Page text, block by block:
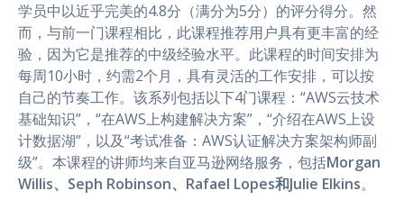
学员中以近乎完美的4.8分（满分为5分）的评分得分。然
而，与前一门课程相比，此课程推荐用户具有更丰富的经
验，因为它是推荐的中级经验水平。此课程的时间安排为
每周10小时，约需2个月，具有灵活的工作安排，可以按
自己的节奏工作。该系列包括以下4门课程：“AWS云技术
基础知识”，“在AWS上构建解决方案”，“介绍在AWS上设
计数据湖”，以及“考试准备：AWS认证解决方案架构师副
级”。本课程的讲师均来自亚马逊网络服务，包括Morgan
Willis、Seph Robinson、Rafael Lopes和Julie Elkins。